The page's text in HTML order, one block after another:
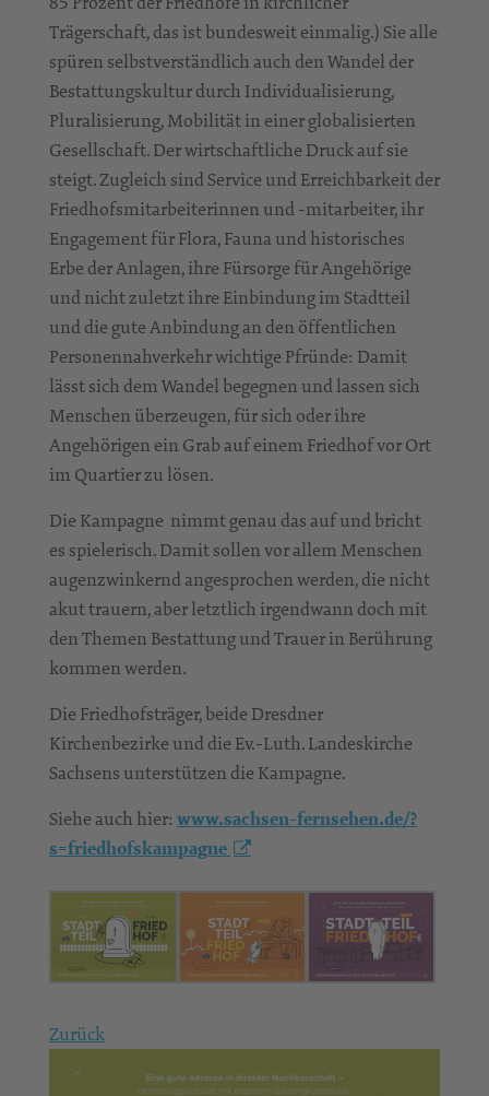
Trägerschaft, das ist bundesweit einmalig.) Sie alle
spüren selbstverständlich auch den Wandel der
Bestattungskultur durch Individualisierung,
Pluralisierung, Mobilität in einer globalisierten
Gesellschaft. Der wirtschaftliche Druck auf sie
steigt. Zugleich sind Service und Erreichbarkeit der
Friedhofsmitarbeiterinnen und -mitarbeiter, ihr
Engagement für Flora, Fauna und historisches
Erbe der Anlagen, ihre Fürsorge für Angehörige
und nicht zuletzt ihre Einbindung im Stadtteil
und die gute Anbindung an den öffentlichen
Personennahverkehr wichtige Pfründe: Damit
lässt sich dem Wandel begegnen und lassen sich
Menschen überzeugen, für sich oder ihre
Angehörigen ein Grab auf einem Friedhof vor Ort
im Quartier zu lösen.
Die Kampagne nimmt genau das auf und bricht
es spielerisch. Damit sollen vor allem Menschen
augenzwinkernd angesprochen werden, die nicht
akut trauern, aber letztlich irgendwann doch mit
den Themen Bestattung und Trauer in Berührung
kommen werden.
Die Friedhofsträger, beide Dresdner
Kirchenbezirke und die Ev.-Luth. Landeskirche
Sachsens unterstützen die Kampagne.
Siehe auch hier: www.sachsen-fernsehen.de/?
s=friedhofskampagne
Zurück